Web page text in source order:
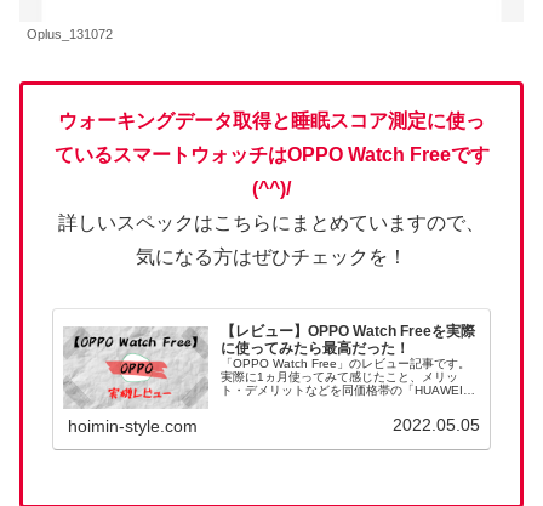
Oplus_131072
ウォーキングデータ取得と睡眠スコア測定に使っ
ているスマートウォッチはOPPO Watch Freeです
(^^)/
詳しいスペックはこちらにまとめていますので、
気になる方はぜひチェックを！
【レビュー】OPPO Watch Freeを実際
に使ってみたら最高だった！
「OPPO Watch Free」のレビュー記事です。
実際に1ヵ月使ってみて感じたこと、メリッ
ト・デメリットなどを同価格帯の「HUAWEI
アップルウォッチは高くて手が出せないけど、
1万円以下で買えるスマートウォッチは気にな
hoimin-style.com 2022.05.05